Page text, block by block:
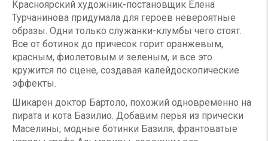
Красноярский художник-постановщик Елена
Турчанинова придумала для героев невероятные
образы. Одни только служанки-клумбы чего стоят.
Все от ботинок до причесок горит оранжевым,
красным, фиолетовым и зеленым, и все это
кружится по сцене, создавая калейдоскопические
эффекты.
Шикарен доктор Бартоло, похожий одновременно на
пирата и кота Базилио. Добавим перья из прически
Маселины, модные ботинки Базиля, франтоватые